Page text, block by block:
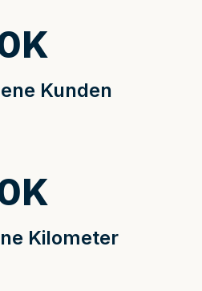
Kunden
K
Kilometer
K